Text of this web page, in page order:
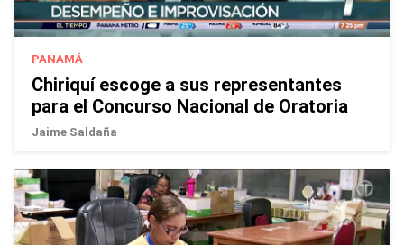
PANAMÁ
Chiriquí escoge a sus representantes
para el Concurso Nacional de Oratoria
Jaime Saldaña